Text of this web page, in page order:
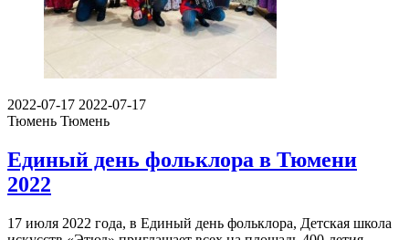
2022-07-17 2022-07-17
Тюмень Тюмень
Единый день фольклора в Тюмени
2022
17 июля 2022 года, в Единый день фольклора, Детская школа